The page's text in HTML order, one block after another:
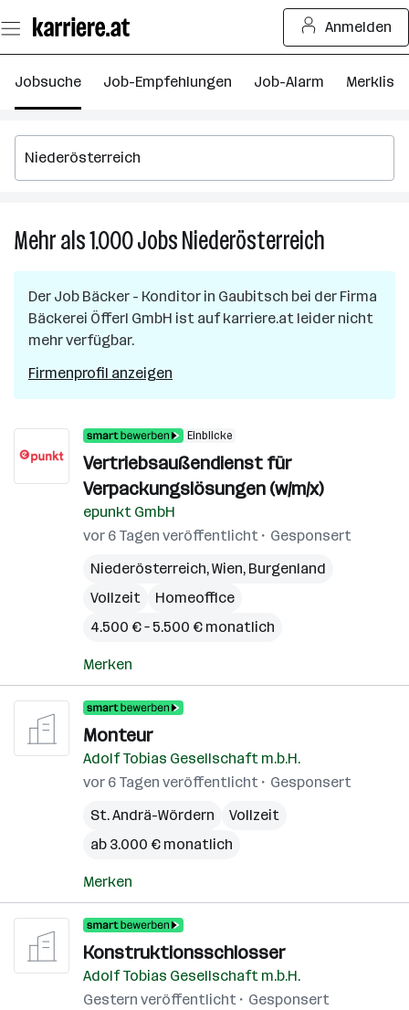
Seiteninhalt
springen
Anmelden
Jobsuche Job-Empfehlungen Job-Alarm Merkliste
Mehr als 1.000JobsNiederösterreich
Jobs
in
Der Job Bäcker - Konditor in Gaubitsch bei der Firma
Bäckerei Öfferl GmbH ist auf karriere.at leider nicht
mehr verfügbar.
Firmenprofil anzeigen
Einblicke
Vertriebsaußendienst für
Verpackungslösungen (w/m/x)
epunkt GmbH
vor 6 Tagen veröffentlicht
Gesponsert
Niederösterreich,Wien, Burgenland
Vollzeit
Homeoffice
4.500 € – 5.500 € monatlich
Merken
Monteur
Adolf Tobias Gesellschaft m.b.H.
vor 6 Tagen veröffentlicht
Gesponsert
St. Andrä-Wördern
Vollzeit
ab 3.000 € monatlich
Merken
Konstruktionsschlosser
Adolf Tobias Gesellschaft m.b.H.
Gestern veröffentlicht
Gesponsert